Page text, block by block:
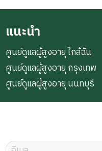
แนะนำ
ศูนย์ดูแลผู้สูงอายุ ใกล้ฉัน
ศูนย์ดูแลผู้สูงอายุ กรุงเทพ
ศูนย์ดูแลผู้สูงอายุ นนทบุรี